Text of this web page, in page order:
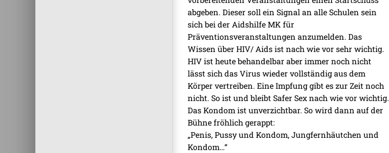
abgeben. Dieser soll ein Signal an alle Schulen sein
sich bei der Aidshilfe MK für
Präventionsveranstaltungen anzumelden. Das
Wissen über HIV/ Aids ist nach wie vor sehr wichtig.
HIV ist heute behandelbar aber immer noch nicht
lässt sich das Virus wieder vollständig aus dem
Körper vertreiben. Eine Impfung gibt es zur Zeit noch
nicht. So ist und bleibt Safer Sex nach wie vor wichtig.
Das Kondom ist unverzichtbar. So wird dann auf der
Bühne fröhlich gerappt:
„Penis, Pussy und Kondom, Jungfernhäutchen und
Kondom…“